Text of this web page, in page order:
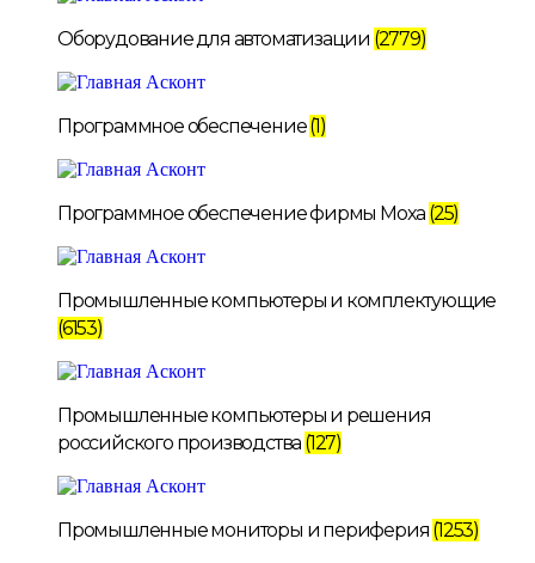
Оборудование для автоматизации (2779)
Программное обеспечение(1)
Программное обеспечение фирмы Moxa (25)
Промышленные компьютеры и комплектующие
(6153)
Промышленные компьютеры и решения
российского производства (127)
Промышленные мониторы и периферия (1253)